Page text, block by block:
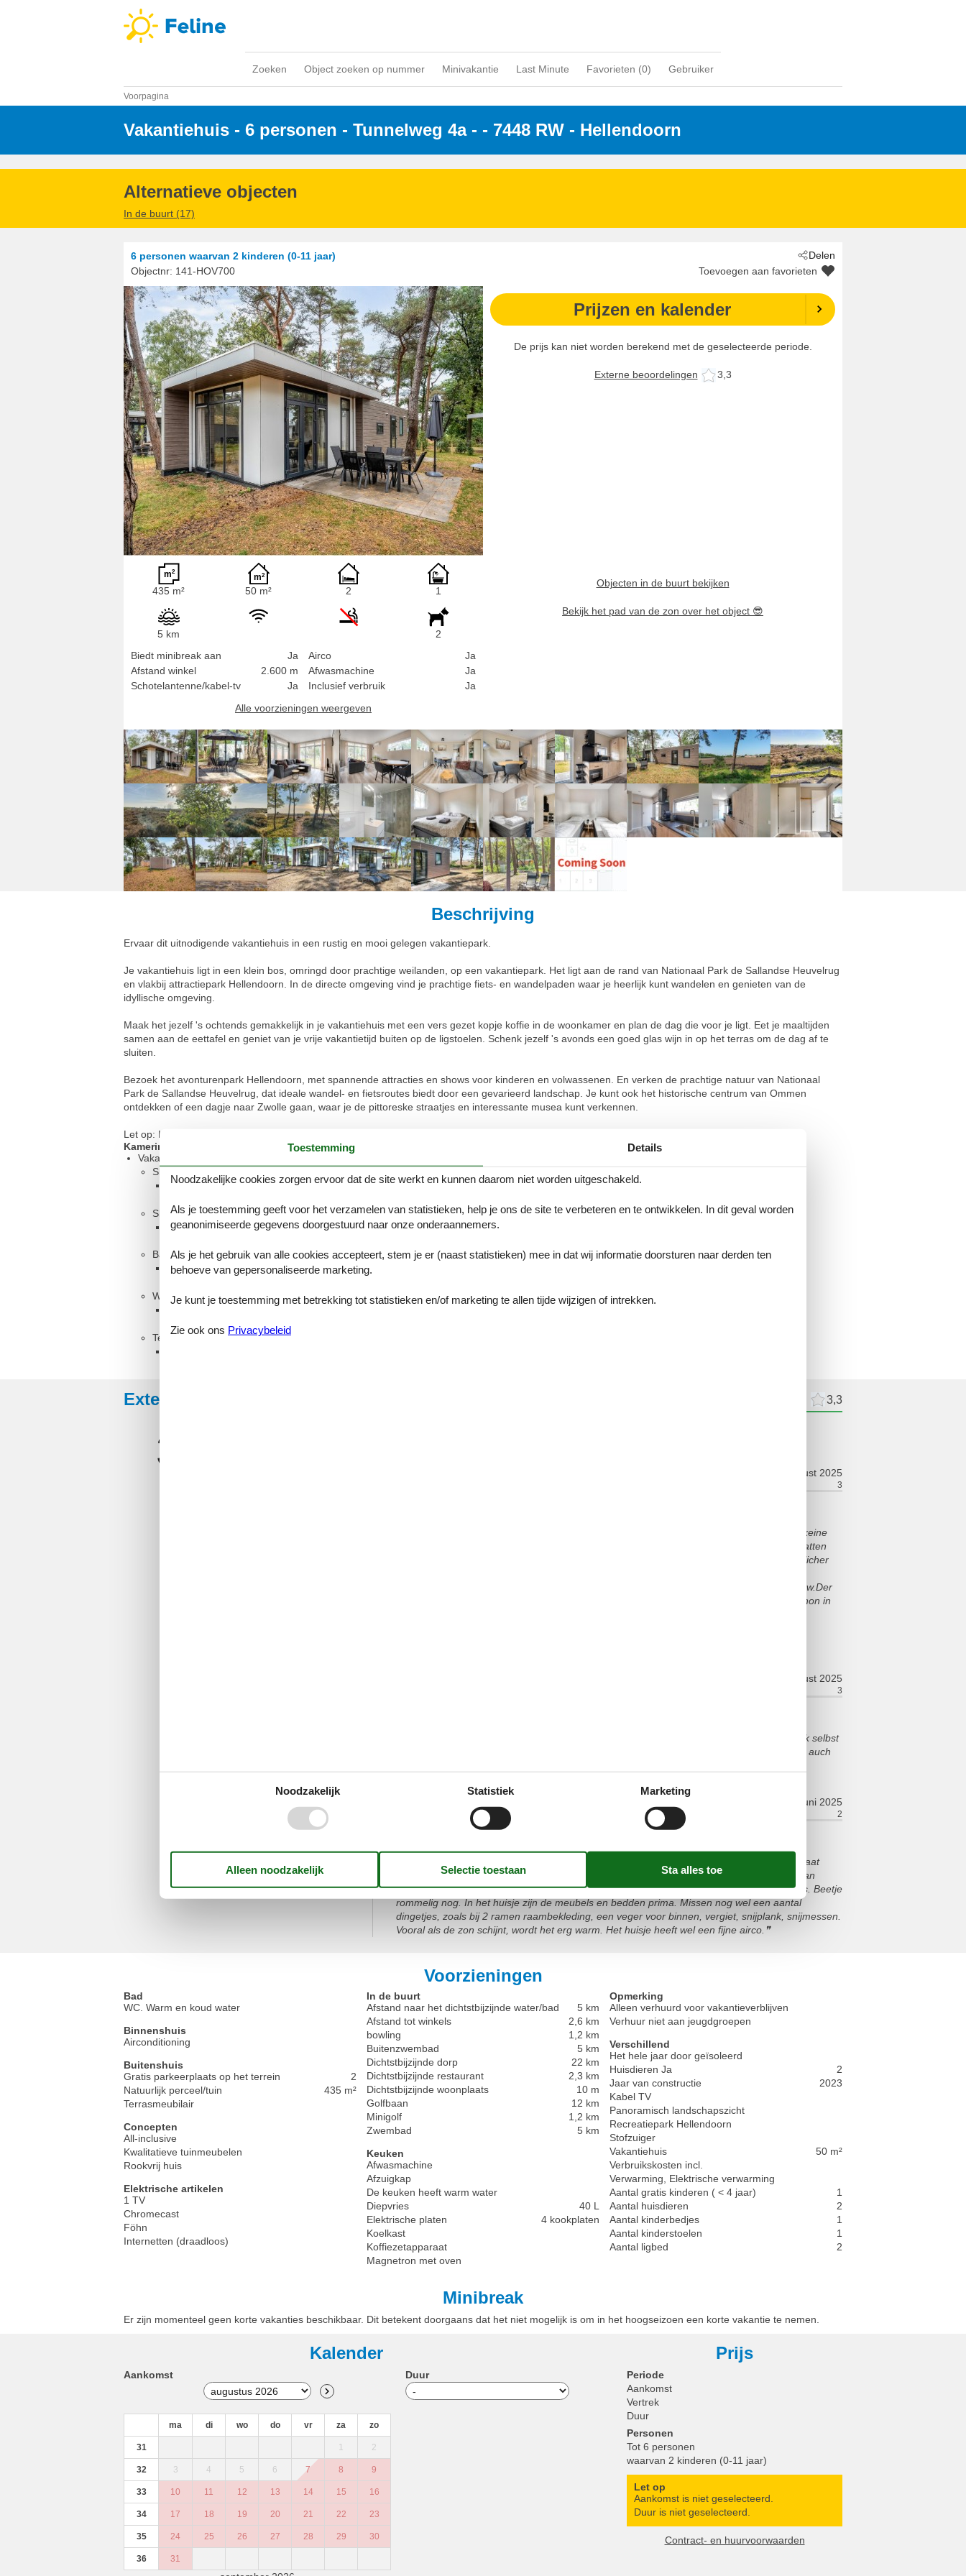
Zoeken Object zoeken op nummer Minivakantie Last Minute Favorieten (0) Gebruiker
Voorpagina
Vakantiehuis - 6 personen - Tunnelweg 4a - - 7448 RW - Hellendoorn
Alternatieve objecten
In de buurt (17)
Delen
6 personen waarvan 2 kinderen (0-11 jaar)
Objectnr: 141-HOV700 Toevoegen aan favorieten
Prijzen en kalender
De prijs kan niet worden berekend met de geselecteerde periode.
Externe beoordelingen 3,3
435 m² 50 m² 2 1
5 km
2
Biedt minibreak aan
Ja
Afstand winkel
2.600 m
Schotelantenne/kabel-tv
Ja
Airco
Ja
Afwasmachine
Ja
Inclusief verbruik
Ja
Alle voorzieningen weergeven
Objecten in de buurt bekijken
Bekijk het pad van de zon over het object 😎
Beschrijving
Ervaar dit uitnodigende vakantiehuis in een rustig en mooi gelegen vakantiepark.
Je vakantiehuis ligt in een klein bos, omringd door prachtige weilanden, op een vakantiepark. Het ligt aan de rand van Nationaal Park de Sallandse Heuvelrug
en vlakbij attractiepark Hellendoorn. In de directe omgeving vind je prachtige fiets- en wandelpaden waar je heerlijk kunt wandelen en genieten van de
idyllische omgeving.
Maak het jezelf 's ochtends gemakkelijk in je vakantiehuis met een vers gezet kopje koffie in de woonkamer en plan de dag die voor je ligt. Eet je maaltijden
samen aan de eettafel en geniet van je vrije vakantietijd buiten op de ligstoelen. Schenk jezelf 's avonds een goed glas wijn in op het terras om de dag af te
sluiten.
Bezoek het avonturenpark Hellendoorn, met spannende attracties en shows voor kinderen en volwassenen. En verken de prachtige natuur van Nationaal
Park de Sallandse Heuvelrug, dat ideale wandel- en fietsroutes biedt door een gevarieerd landschap. Je kunt ook het historische centrum van Ommen
ontdekken of een dagje naar Zwolle gaan, waar je de pittoreske straatjes en interessante musea kunt verkennen.
Let op: Het vakantiepark is momenteel in aanbouw en er wordt alles aan gedaan om de overlast tot een minimum te beperken.
Kamerindeling
Vakantiewoning
Slaapkamer, 2 personen
Tweepersoonsbed
Slaapkamer, 2 personen
Eenpersoonsbed
Badkamer
Toilet met warm en koud water, Douche
Woonkamer, 2 personen
Bank, matras of iets dergelijks
Terras
Externe beoordelingen 3,3
3,3 august 2025
3
Das Einchecken war eine schlechte Erfahrung, da wir keinen Code für den Eingang und keine
Hausnummer erhalten haben, bis wir dort ankamen und angerufen haben.Meine Kinder hatten
nichts zum Spielen. Es gab keine Rezeption, keinen Kinderspielplatz, keine Automaten jeglicher
Fernsehsender (Fernseher nicht programmiert), keinen betonierten Gehweg zum Haus usw.Der
Park und die Umgebung sind ruhig. Das Haus ist sehr gepflegt und modern. Wir waren schon in
august 2025
3
Einrichtung minimal, es fehlen Schränke für Lebensmittel oder sonstiges. Das Grundstück selbst
könnte Pflege gebrauchen, überall Reste von Brombeeren. Ein Besen zum ausfegen wäre auch
juni 2025
Schoonmaak: Comfort:
2
4
Algemeen:
Het is een leuk vakantiehuis. Er mag wel wat aan de tuinomgeving gebeuren. Het gras staat
hoog en je moet over de bramenstruikjes lopen om bij je huisje te komen. Als het regent dan
wordt het gauw modderig. Het park is nog in aanbouw, er is geen receptie of iets dergelijks. Beetje
rommelig nog. In het huisje zijn de meubels en bedden prima. Missen nog wel een aantal
dingetjes, zoals bij 2 ramen raambekleding, een veger voor binnen, vergiet, snijplank, snijmessen.
Vooral als de zon schijnt, wordt het erg warm. Het huisje heeft wel een fijne airco.
Voorzieningen
Bad
WC. Warm en koud water
Binnenshuis
Airconditioning
Buitenshuis
Gratis parkeerplaats op het terrein
2
Natuurlijk perceel/tuin
435 m²
Terrasmeubilair
Concepten
All-inclusive
Kwalitatieve tuinmeubelen
Rookvrij huis
Elektrische artikelen
1 TV
Chromecast
Föhn
Internetten (draadloos)
In de buurt
Afstand naar het dichtstbijzijnde water/bad
5 km
Afstand tot winkels
2,6 km
bowling
1,2 km
Buitenzwembad
5 km
Dichtstbijzijnde dorp
22 km
Dichtstbijzijnde restaurant
2,3 km
Dichtstbijzijnde woonplaats
10 m
Golfbaan
12 km
Minigolf
1,2 km
Zwembad
5 km
Keuken
Afwasmachine
Afzuigkap
De keuken heeft warm water
Diepvries
40 L
Elektrische platen
4 kookplaten
Koelkast
Koffiezetapparaat
Magnetron met oven
Opmerking
Alleen verhuurd voor vakantieverblijven
Verhuur niet aan jeugdgroepen
Verschillend
Het hele jaar door geïsoleerd
Huisdieren Ja
2
Jaar van constructie
2023
Kabel TV
Panoramisch landschapszicht
Recreatiepark Hellendoorn
Stofzuiger
Vakantiehuis
50 m²
Verbruikskosten incl.
Verwarming, Elektrische verwarming
Aantal gratis kinderen ( < 4 jaar)
1
Aantal huisdieren
2
Aantal kinderbedjes
1
Aantal kinderstoelen
1
Aantal ligbed
2
Minibreak
Er zijn momenteel geen korte vakanties beschikbaar. Dit betekent doorgaans dat het niet mogelijk is om in het hoogseizoen een korte vakantie te nemen.
Kalender
Aankomst
ma di wo do vr za zo
31 1 2
32 3 4 5 6 7 8 9
33 10 11 12 13 14 15 16
34 17 18 19 20 21 22 23
35 24 25 26 27 28 29 30
36 31
Duur
Prijs
Periode
Aankomst
Vertrek
Duur
Personen
Tot 6 personen
waarvan 2 kinderen (0-11 jaar)
Let op
Aankomst is niet geselecteerd.
Duur is niet geselecteerd.
Contract- en huurvoorwaarden
Toestemming Details
Noodzakelijke cookies zorgen ervoor dat de site werkt en kunnen daarom niet worden uitgeschakeld.
Als je toestemming geeft voor het verzamelen van statistieken, help je ons de site te verbeteren en te ontwikkelen. In dit geval worden
geanonimiseerde gegevens doorgestuurd naar onze onderaannemers.
Als je het gebruik van alle cookies accepteert, stem je er (naast statistieken) mee in dat wij informatie doorsturen naar derden ten
behoeve van gepersonaliseerde marketing.
Je kunt je toestemming met betrekking tot statistieken en/of marketing te allen tijde wijzigen of intrekken.
Zie ook ons Privacybeleid
Noodzakelijk Statistiek Marketing